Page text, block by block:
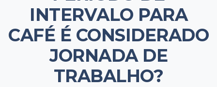
INTERVALO PARA
CAFÉ É CONSIDERADO
JORNADA DE
TRABALHO?